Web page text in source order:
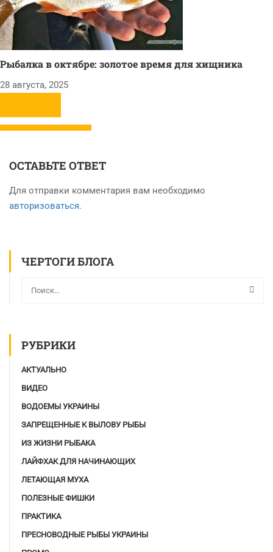
Рыбалка в октябре: золотое время для хищника
28 августа, 2025
ОСТАВЬТЕ ОТВЕТ
Для отправки комментария вам необходимо
авторизоваться.
ЧЕРТОГИ БЛОГА
РУБРИКИ
АКТУАЛЬНО
ВИДЕО
ВОДОЕМЫ УКРАИНЫ
ЗАПРЕЩЕННЫЕ К ВЫЛОВУ РЫБЫ
ИЗ ЖИЗНИ РЫБАКА
ЛАЙФХАК ДЛЯ НАЧИНАЮЩИХ
ЛЕТАЮЩАЯ МУХА
ПОЛЕЗНЫЕ ФИШКИ
ПРАКТИКА
ПРЕСНОВОДНЫЕ РЫБЫ УКРАИНЫ